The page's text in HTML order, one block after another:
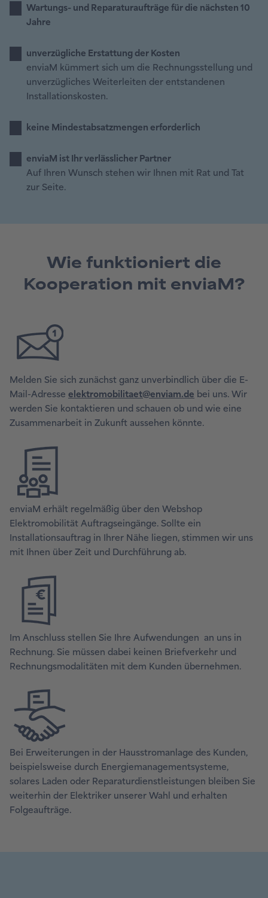
Wartungs- und Reparaturaufträge für die nächsten 10
Jahre
unverzügliche Erstattung der Kosten
enviaM kümmert sich um die Rechnungsstellung und
unverzügliches Weiterleiten der entstandenen
Installationskosten.
keine Mindestabsatzmengen erforderlich
enviaM ist Ihr verlässlicher Partner
Auf Ihren Wunsch stehen wir Ihnen mit Rat und Tat
zur Seite.
Wie funktioniert die
Kooperation mit enviaM?
Melden Sie sich zunächst ganz unverbindlich über die E-
Mail-Adresse elektromobilitaet@enviam.de bei uns. Wir
werden Sie kontaktieren und schauen ob und wie eine
Zusammenarbeit in Zukunft aussehen könnte.
enviaM erhält regelmäßig über den Webshop
Elektromobilität Auftragseingänge. Sollte ein
Installationsauftrag in Ihrer Nähe liegen, stimmen wir uns
mit Ihnen über Zeit und Durchführung ab.
Im Anschluss stellen Sie Ihre Aufwendungen an uns in
Rechnung. Sie müssen dabei keinen Briefverkehr und
Rechnungsmodalitäten mit dem Kunden übernehmen.
Bei Erweiterungen in der Hausstromanlage des Kunden,
beispielsweise durch Energiemanagementsysteme,
solares Laden oder Reparaturdienstleistungen bleiben Sie
weiterhin der Elektriker unserer Wahl und erhalten
Folgeaufträge.